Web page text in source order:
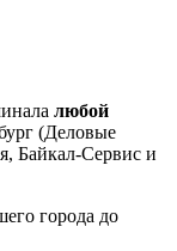
любой
(Деловые
Байкал-Сервис и
города до